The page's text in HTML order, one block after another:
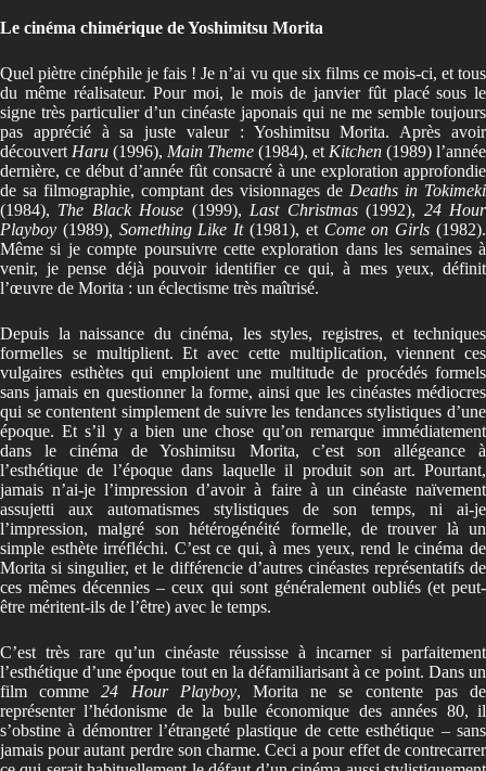
Le cinéma chimérique de Yoshimitsu Morita
Quel piètre cinéphile je fais ! Je n’ai vu que six films ce mois-ci, et tous
du même réalisateur. Pour moi, le mois de janvier fût placé sous le
signe très particulier d’un cinéaste japonais qui ne me semble toujours
pas apprécié à sa juste valeur : Yoshimitsu Morita. Après avoir
découvert Haru (1996), Main Theme (1984), et Kitchen (1989) l’année
dernière, ce début d’année fût consacré à une exploration approfondie
de sa filmographie, comptant des visionnages de Deaths in Tokimeki
(1984), The Black House (1999), Last Christmas(1992), 24 Hour
Playboy (1989), Something Like It(1981), et Come on Girls (1982).
Même si je compte poursuivre cette exploration dans les semaines à
venir, je pense déjà pouvoir identifier ce qui, à mes yeux, définit
l’œuvre de Morita : un éclectisme très maîtrisé.
Depuis la naissance du cinéma, les styles, registres, et techniques
formelles se multiplient. Et avec cette multiplication, viennent ces
vulgaires esthètes qui emploient une multitude de procédés formels
sans jamais en questionner la forme, ainsi que les cinéastes médiocres
qui se contentent simplement de suivre les tendances stylistiques d’une
époque. Et s’il y a bien une chose qu’on remarque immédiatement
dans le cinéma de Yoshimitsu Morita, c’est son allégeance à
l’esthétique de l’époque dans laquelle il produit son art. Pourtant,
jamais n’ai-je l’impression d’avoir à faire à un cinéaste naïvement
assujetti aux automatismes stylistiques de son temps, ni ai-je
l’impression, malgré son hétérogénéité formelle, de trouver là un
simple esthète irréfléchi. C’est ce qui, à mes yeux, rend le cinéma de
Morita si singulier, et le différencie d’autres cinéastes représentatifs de
ces mêmes décennies – ceux qui sont généralement oubliés (et peut-
être méritent-ils de l’être) avec le temps.
C’est très rare qu’un cinéaste réussisse à incarner si parfaitement
l’esthétique d’une époque tout en la défamiliarisant à ce point. Dans un
film comme24 Hour Playboy, Morita ne se contente pas de
représenter l’hédonisme de la bulle économique des années 80, il
s’obstine à démontrer l’étrangeté plastique de cette esthétique – sans
jamais pour autant perdre son charme. Ceci a pour effet de contrecarrer